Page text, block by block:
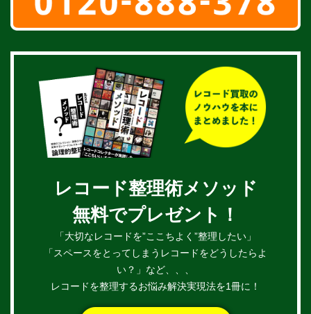
レコード整理術メソッド
無料でプレゼント！
「大切なレコードを”ここちよく”整理したい」
「スペースをとってしまうレコードをどうしたらよ
い？」など、、、
レコードを整理するお悩み解決実現法を1冊に！